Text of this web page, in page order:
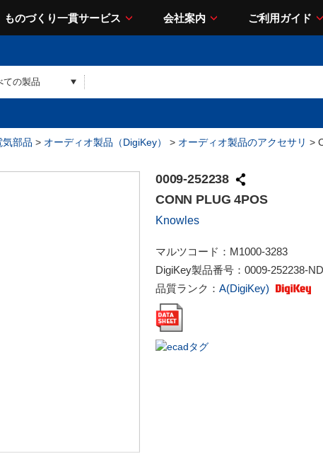
ものづくり一貫サービス 会社案内 ご利用ガイド
気部品 > オーディオ製品（DigiKey） > オーディオ製品のアクセサリ >
0009-252238
CONN PLUG 4POS
Knowles
マルツコード： M1000-3283
DigiKey製品番号： 0009-252238-ND
品質ランク： A(DigiKey)